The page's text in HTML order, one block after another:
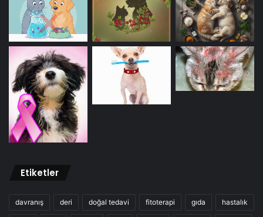
Etiketler
davranış deri doğal tedavi fitoterapi gıda hastalık